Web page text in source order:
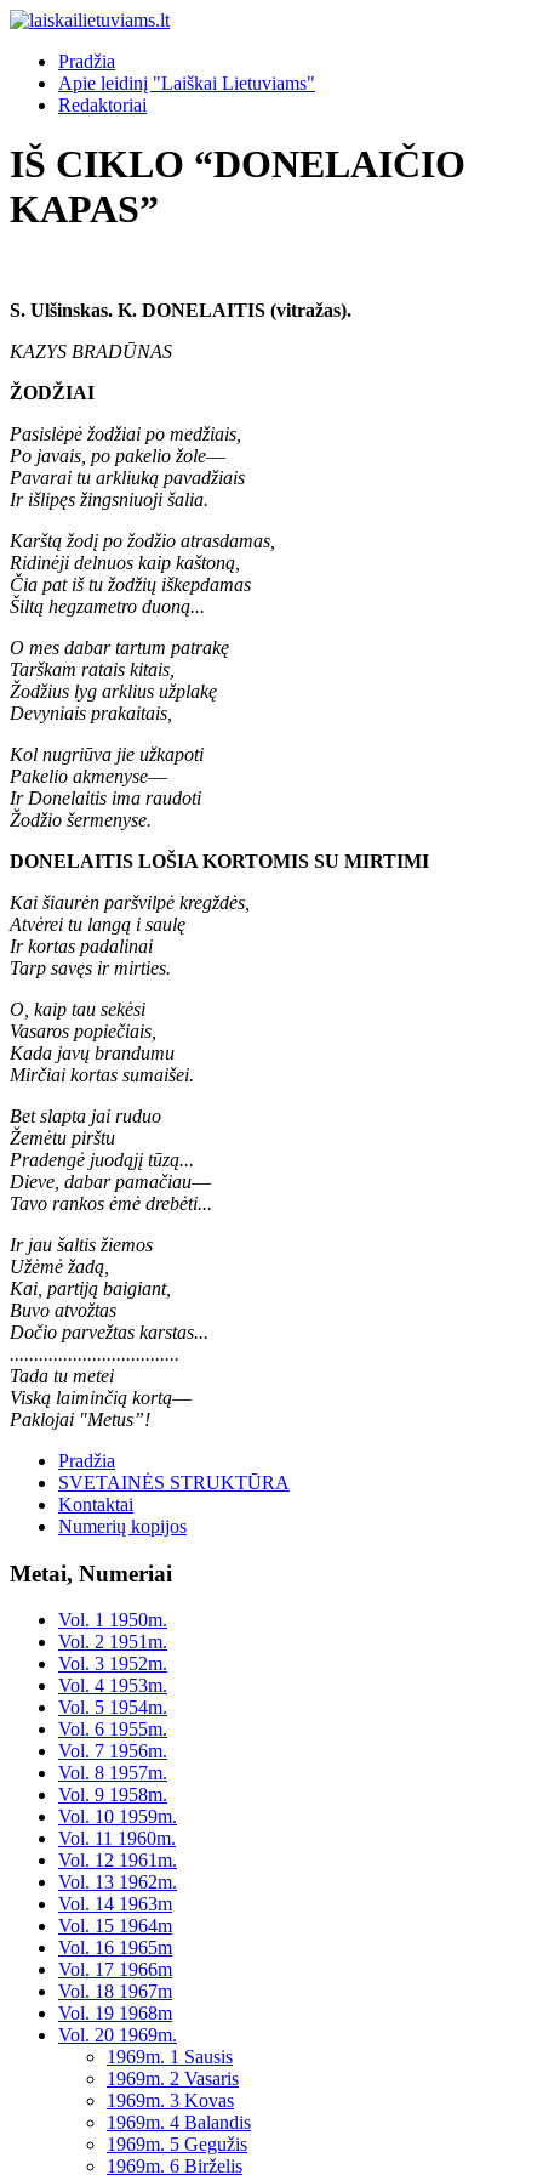
Pradžia
Apie leidinį "Laiškai Lietuviams"
Redaktoriai
IŠ CIKLO “DONELAIČIO
KAPAS”
S. Ulšinskas. K. DONELAITIS (vitražas).
KAZYS BRADŪNAS
ŽODŽIAI
Pasislėpė žodžiai po medžiais,
Po javais, po pakelio žole—
Pavarai tu arkliuką pavadžiais
Ir išlipęs žingsniuoji šalia.
Karštą žodį po žodžio atrasdamas,
Ridinėji delnuos kaip kaštoną,
Čia pat iš tu žodžių iškepdamas
Šiltą hegzametro duoną...
O mes dabar tartum patrakę
Tarškam ratais kitais,
Žodžius lyg arklius užplakę
Devyniais prakaitais,
Kol nugriūva jie užkapoti
Pakelio akmenyse—
Ir Donelaitis ima raudoti
Žodžio šermenyse.
DONELAITIS LOŠIA KORTOMIS SU MIRTIMI
Kai šiaurėn paršvilpė kregždės,
Atvėrei tu langą i saulę
Ir kortas padalinai
Tarp savęs ir mirties.
O, kaip tau sekėsi
Vasaros popiečiais,
Kada javų brandumu
Mirčiai kortas sumaišei.
Bet slapta jai ruduo
Žemėtu pirštu
Pradengė juodąjį tūzą...
Dieve, dabar pamačiau—
Tavo rankos ėmė drebėti...
Ir jau šaltis žiemos
Užėmė žadą,
Kai, partiją baigiant,
Buvo atvožtas
Dočio parvežtas karstas...
...................................
Tada tu metei
Viską laiminčią kortą—
Paklojai "Metus”!
Pradžia
SVETAINĖS STRUKTŪRA
Kontaktai
Numerių kopijos
Metai, Numeriai
Vol. 1 1950m.
Vol. 2 1951m.
Vol. 3 1952m.
Vol. 4 1953m.
Vol. 5 1954m.
Vol. 6 1955m.
Vol. 7 1956m.
Vol. 8 1957m.
Vol. 9 1958m.
Vol. 10 1959m.
Vol. 11 1960m.
Vol. 12 1961m.
Vol. 13 1962m.
Vol. 14 1963m
Vol. 15 1964m
Vol. 16 1965m
Vol. 17 1966m
Vol. 18 1967m
Vol. 19 1968m
Vol. 20 1969m.
1969m. 1 Sausis
1969m. 2 Vasaris
1969m. 3 Kovas
1969m. 4 Balandis
1969m. 5 Gegužis
1969m. 6 Birželis